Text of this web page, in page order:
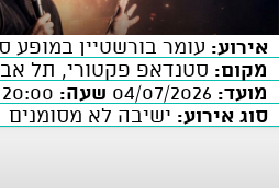
אירוע: עומר בורשטיין במופע
מקום: סטנדאפ פקטורי, תל
מועד:
שעה:
סוג אירוע: ישיבה לא מסומנים